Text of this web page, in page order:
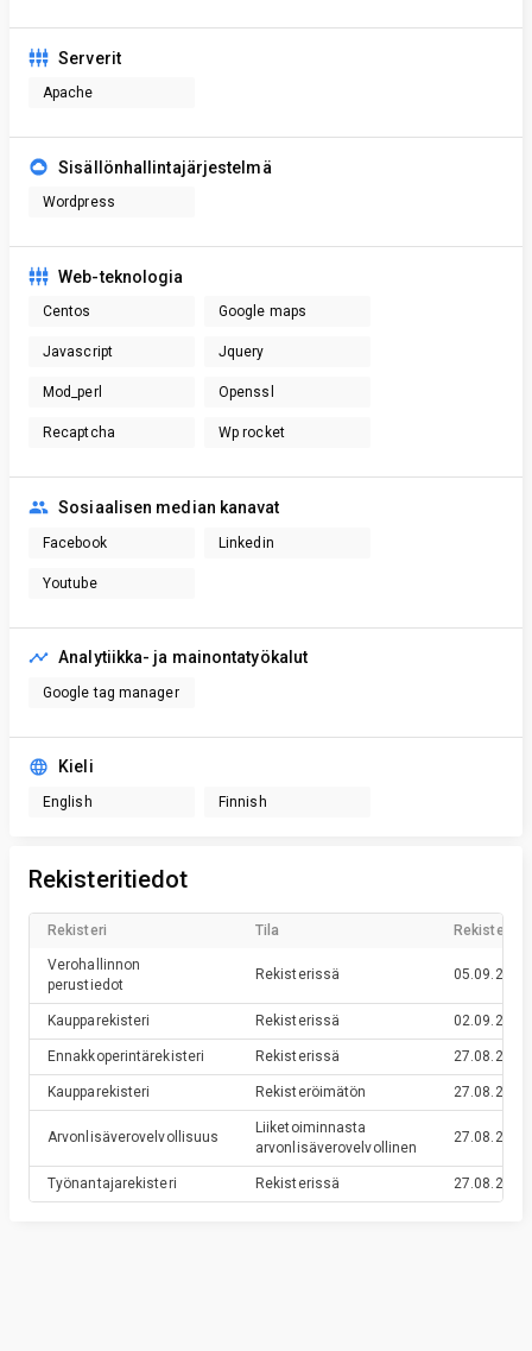
Serverit
Apache
Sisällönhallintajärjestelmä
Wordpress
Web-teknologia
Centos Google maps
Javascript Jquery
Mod_perl Openssl
Recaptcha Wp rocket
Sosiaalisen median kanavat
Facebook Linkedin
Youtube
Analytiikka- ja mainontatyökalut
Google tag manager
Kieli
English Finnish
Rekisteritiedot
Rekisteri Tila
Verohallinnon
perustiedot
Rekisterissä 05.09.2016
Kaupparekisteri Rekisterissä 02.09.2016
Ennakkoperintärekisteri Rekisterissä 27.08.2016
Kaupparekisteri Rekisteröimätön 27.08.2016
Arvonlisäverovelvollisuus
Liiketoiminnasta
arvonlisäverovelvollinen
27.08.2016
Työnantajarekisteri Rekisterissä 27.08.2016